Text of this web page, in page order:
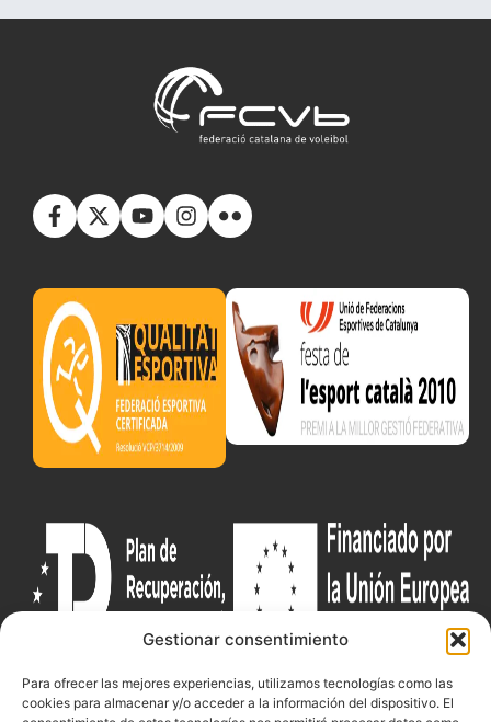
Gestionar consentimiento
Para ofrecer las mejores experiencias, utilizamos tecnologías como las
cookies para almacenar y/o acceder a la información del dispositivo. El